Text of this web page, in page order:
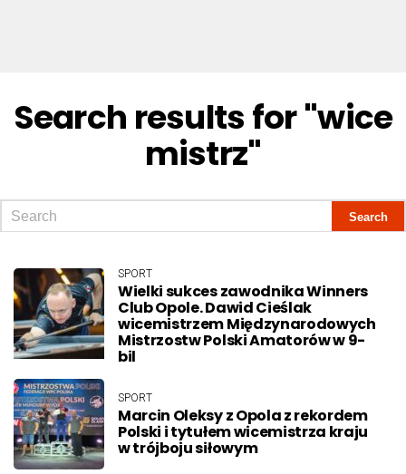
Search results for "wice
mistrz"
SPORT
Wielki sukces zawodnika Winners
Club Opole. Dawid Cieślak
wicemistrzem Międzynarodowych
Mistrzostw Polski Amatorów w 9-
bil
SPORT
Marcin Oleksy z Opola z rekordem
Polski i tytułem wicemistrza kraju
w trójboju siłowym